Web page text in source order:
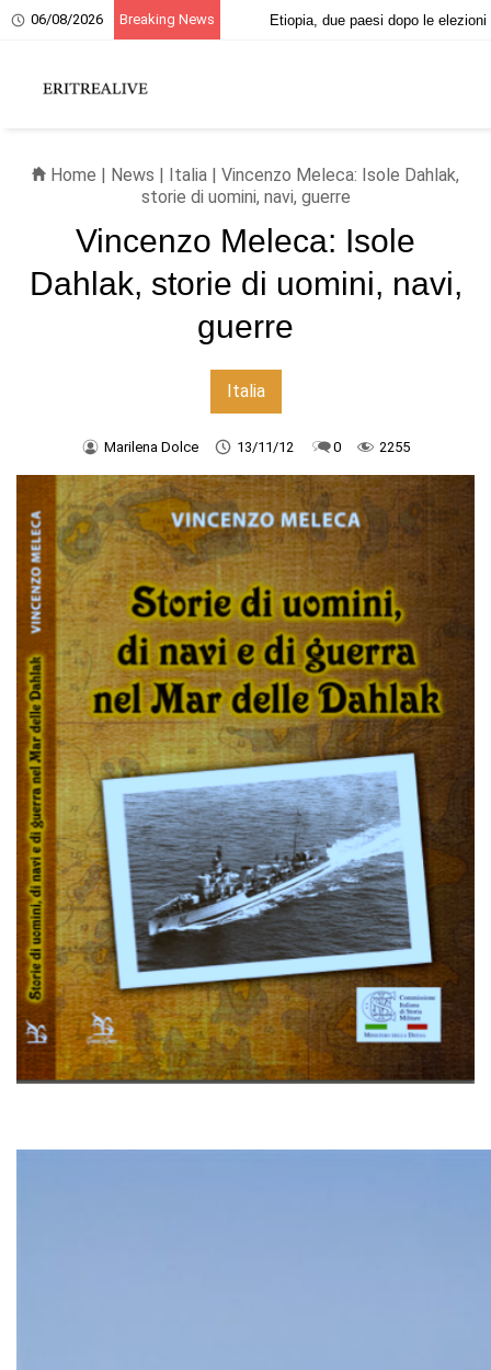
06/08/2026 Breaking News Etiopia,
20 giugno, ricordo dei martiri eritrei
Home | News | Italia | Vincenzo Meleca: Isole Dahlak,
storie di uomini, navi, guerre
Vincenzo Meleca: Isole
Dahlak, storie di uomini, navi,
guerre
Italia
Marilena Dolce 13/11/12 0 2255